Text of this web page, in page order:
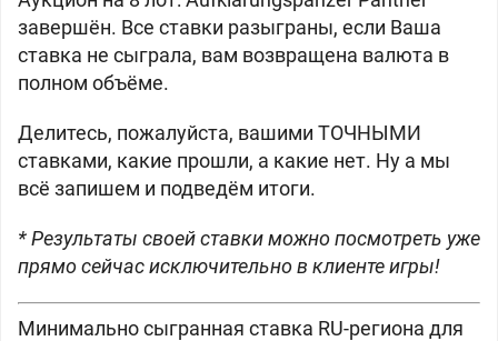
завершён. Все ставки разыграны, если Ваша
ставка не сыграла, вам возвращена валюта в
полном объёме.
Делитесь, пожалуйста, вашими ТОЧНЫМИ
ставками, какие прошли, а какие нет. Ну а мы
всё запишем и подведём итоги.
* Результаты своей ставки можно посмотреть уже
прямо сейчас исключительно в клиенте игры!
Минимально сыгранная ставка RU-региона для